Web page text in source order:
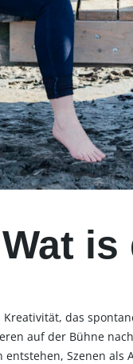
Wat is
das
auf der Bühne
Szenen